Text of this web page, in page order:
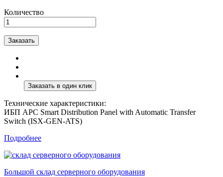
Количество
Заказать
Технические характеристики:
ИБП APC Smart Distribution Panel with Automatic Transfer
Switch (ISX-GEN-ATS)
Подробнее
Большой склад серверного оборудования